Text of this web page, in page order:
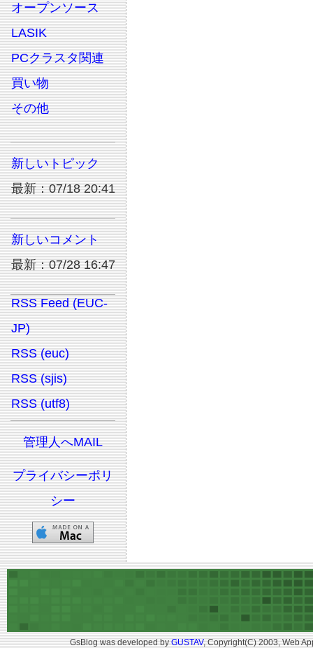
オープンソース
LASIK
PCクラスタ関連
買い物
その他
新しいトピック
最新：07/18 20:41
新しいコメント
最新：07/28 16:47
RSS Feed (EUC-
JP)
RSS (euc)
RSS (sjis)
RSS (utf8)
管理人へMAIL
プライバシーポリ
シー
GsBlog was developed byGUSTAV, Copyright(C) 2003, Web